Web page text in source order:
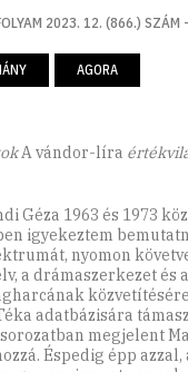
2023. 12. (866.) SZÁM
AGORA
A vándor-líra
Géza 1963 és 1973
igyekeztem
nyomon
a drámaszerkezet és
adatbázisára
megjelent
Éspedig épp